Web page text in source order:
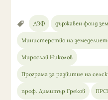
ДЗФ държавен фонд
Министерство на
Мирослав Николов
Програма за развитие на
проф. Димитър Греков